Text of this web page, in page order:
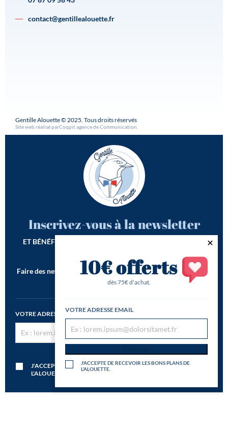
contact@gentillealouette.fr
Gentille Alouette © 2025. Tous droits réservés
Site web réalisé parCoqpit agence de Communication
Inscrivez-vous à la newsletter
ET BÉNÉFICIEZ DE -10€ SUR VOTRE 1ÈRE COMMANDE*
Faire des newsletters incroyables est notre seconde vocation !
*Offre de bienvenue valable dès 75€ d'achat
VOTRE ADRESSE EMAIL
S’inscrire
J'ACCEPTE DE RECEVOIR LES BONS PLANS DE
L'ALOUETTE.
10€ offerts
dès 75€ d'achat.
VOTRE ADRESSE EMAIL
S’inscrire
J'ACCEPTE DE RECEVOIR LES BONS PLANS DE
L'ALOUETTE.